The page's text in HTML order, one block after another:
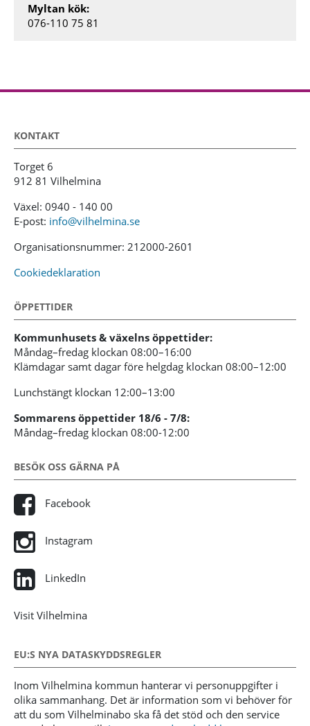
Myltan kök:
076-110 75 81
KONTAKT
Torget 6
912 81 Vilhelmina
Växel: 0940 - 140 00
E-post: info@vilhelmina.se
Organisationsnummer: 212000-2601
Cookiedeklaration
ÖPPETTIDER
Kommunhusets & växelns öppettider:
Måndag–fredag klockan 08:00–16:00
Klämdagar samt dagar före helgdag klockan 08:00–12:00
Lunchstängt klockan 12:00–13:00
Sommarens öppettider 18/6 - 7/8:
Måndag–fredag klockan 08:00-12:00
BESÖK OSS GÄRNA PÅ
Facebook
Instagram
LinkedIn
Visit Vilhelmina
EU:S NYA DATASKYDDSREGLER
Inom Vilhelmina kommun hanterar vi personuppgifter i
olika sammanhang. Det är information som vi behöver för
att du som Vilhelminabo ska få det stöd och den service